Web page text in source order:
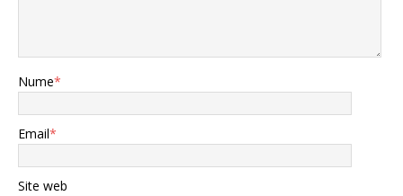
Nume*
Email*
Site web